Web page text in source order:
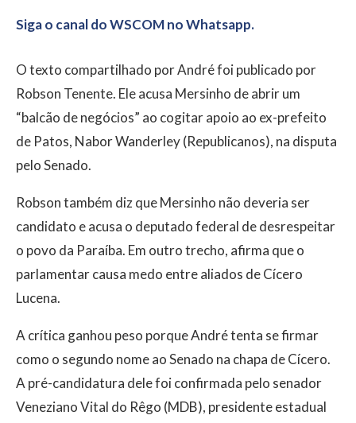
Siga o canal do WSCOM no Whatsapp.
O texto compartilhado por André foi publicado por
Robson Tenente. Ele acusa Mersinho de abrir um
“balcão de negócios” ao cogitar apoio ao ex-prefeito
de Patos, Nabor Wanderley (Republicanos), na disputa
pelo Senado.
Robson também diz que Mersinho não deveria ser
candidato e acusa o deputado federal de desrespeitar
o povo da Paraíba. Em outro trecho, afirma que o
parlamentar causa medo entre aliados de Cícero
Lucena.
A crítica ganhou peso porque André tenta se firmar
como o segundo nome ao Senado na chapa de Cícero.
A pré-candidatura dele foi confirmada pelo senador
Veneziano Vital do Rêgo (MDB), presidente estadual